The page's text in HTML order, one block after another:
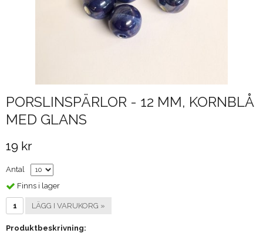
PORSLINSPÄRLOR - 12 MM, KORNBLÅ
MED GLANS
19 kr
Antal
Finns i lager
LÄGG I VARUKORG »
Produktbeskrivning: